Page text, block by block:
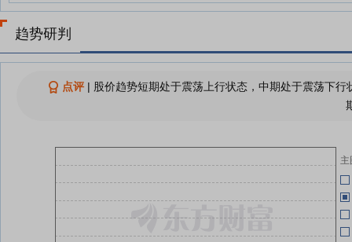
元，融资余额2.59亿元
07-21
07-21
乖宝宠物：融资净买入431.11万
07-21
05-13
05-13
05-11
05-08
趋势研判
点评| 股价趋势短期处于震荡上行状态，中期处于震荡下
主